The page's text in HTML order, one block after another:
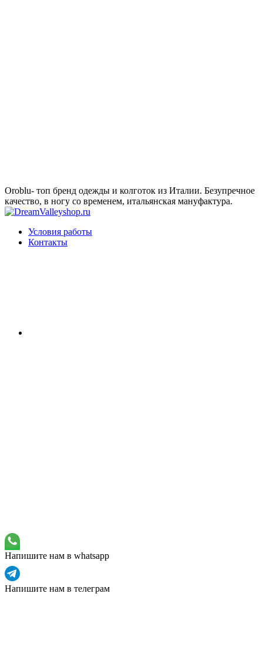
Oroblu- топ бренд одежды и колготок из Италии. Безупречное
качество, в ногу со временем, итальянская мануфактура.
Условия работы
Контакты
Напишите нам в whatsapp
Напишите нам в телеграм